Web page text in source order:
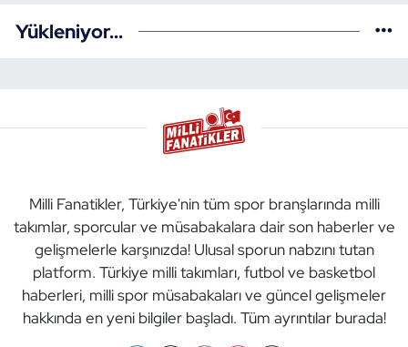
Yükleniyor...
Milli Fanatikler, Türkiye'nin tüm spor branşlarında milli
takımlar, sporcular ve müsabakalara dair son haberler ve
gelişmelerle karşınızda! Ulusal sporun nabzını tutan
platform. Türkiye milli takımları, futbol ve basketbol
haberleri, milli spor müsabakaları ve güncel gelişmeler
hakkında en yeni bilgiler başladı. Tüm ayrıntılar burada!